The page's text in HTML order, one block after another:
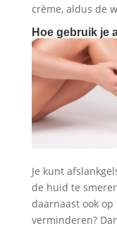
crème, aldus de
Hoe gebruik je
Je kunt
de huid te
daarnaast ook
verminderen?